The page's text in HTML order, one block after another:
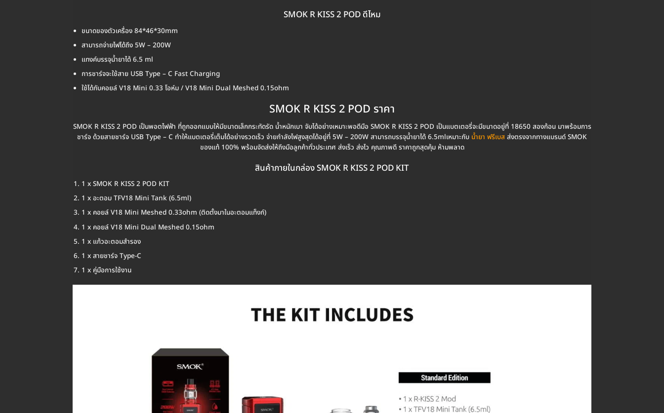
SMOK R KISS 2 POD ดีไหม
ขนาดของตัวเครื่อง 84*46*30mm
สามารถจ่ายไฟได้ถึง 5W – 200W
แทงค์บรรจุน้ำยาได้ 6.5 ml
การชาร์จจะใช้สาย USB Type – C Fast Charging
ใช้ได้กับคอยล์ V18 Mini 0.33 โอห์ม / V18 Mini Dual Meshed 0.15ohm
SMOK R KISS 2 POD ราคา
SMOK R KISS 2 POD เป็นพอตไฟฟ้า ที่ถูกออกแบบให้มีขนาดเล็กกระทัดรัด น้ำหนักเบา จับได้อย่างเหมาะพอดีมือ SMOK R KISS 2 POD เป็นแบตเตอรี่จะมีขนาดอยู่ที่ 18650 สองก้อน มาพร้อมการ
ชาร์จ ด้วยสายชาร์จ USB Type – C ทำให้แบตเตอรี่เต็มได้อย่างรวดเร็ว จ่ายกำลังไฟสูงสุดได้อยู่ที่ 5W – 200W สามารถบรรจุน้ำยาได้ 6.5mlเหมาะกับ น้ำยา ฟรีเบส ส่งตรงจากทางแบรนด์ SMOK
ของแท้ 100% พร้อมจัดส่งให้ถึงมือลูกค้าทั่วประเทศ ส่งเร็ว ส่งไว คุณภาพดี ราคาถูกสุดคุ้ม ห้ามพลาด
สินค้าภายในกล่อง SMOK R KISS 2 POD KIT
1 x SMOK R KISS 2 POD KIT
1 x อะตอม TFV18 Mini Tank (6.5ml)
1 x คอยล์ V18 Mini Meshed 0.33ohm (ติดตั้งมาในอะตอมแท็งก์)
1 x คอยล์ V18 Mini Dual Meshed 0.15ohm
1 x แก้วอะตอมสำรอง
1 x สายชาร์จ Type-C
1 x คู่มือการใช้งาน